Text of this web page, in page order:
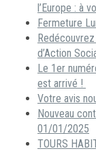
l’Europe : à
Fermeture
d’Action
Le 1er
est arrivé !
Votre avis
Nouveau
01/01/2025
TOURS